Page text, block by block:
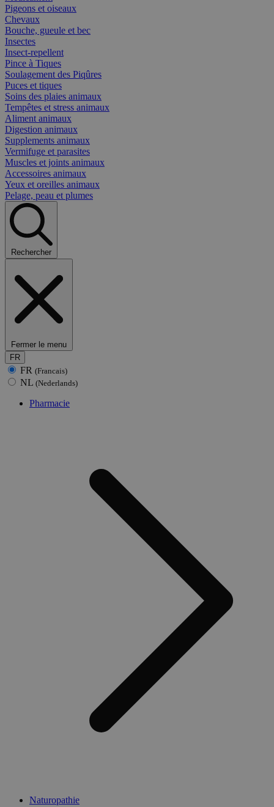
Pigeons et oiseaux
Chevaux
Bouche, gueule et bec
Insectes
Insect-repellent
Pince à Tiques
Soulagement des Piqûres
Puces et tiques
Soins des plaies animaux
Tempêtes et stress animaux
Aliment animaux
Digestion animaux
Supplements animaux
Vermifuge et parasites
Muscles et joints animaux
Accessoires animaux
Yeux et oreilles animaux
Pelage, peau et plumes
Rechercher
Fermer le menu
FR
FR (Francais)
NL (Nederlands)
Pharmacie
Naturopathie